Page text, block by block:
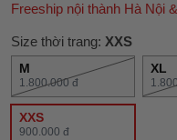
Freeship nội thành Hà Nội
Size thời trang: XXS
M
1.800.000 đ
XL
XXS
900.000 đ